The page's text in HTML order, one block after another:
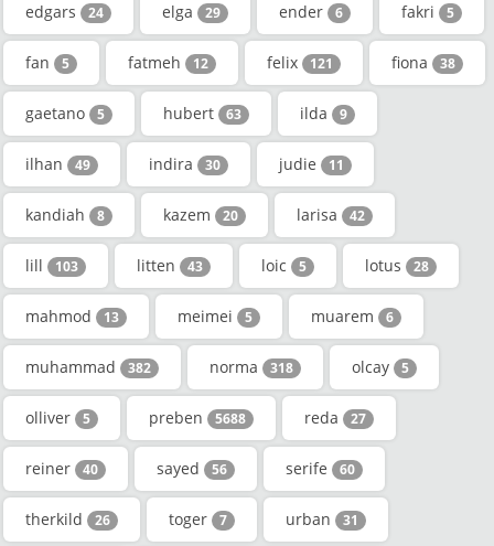
edgars 24 elga 29 ender 6 fakri 5
fan 5 fatmeh 12 felix 121 fiona 38
gaetano 5 hubert 63 ilda 9
ilhan 49 indira 30 judie 11
kandiah 8 kazem 20 larisa 42
lill 103 litten 43 loic 5 lotus 28
mahmod 13 meimei 5 muarem 6
muhammad 382 norma 318 olcay 5
olliver 5 preben 5688 reda 27
reiner 40 sayed 56 serife 60
therkild 26 toger 7 urban 31